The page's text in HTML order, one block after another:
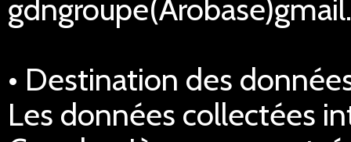
• Destination des
Les données collectées